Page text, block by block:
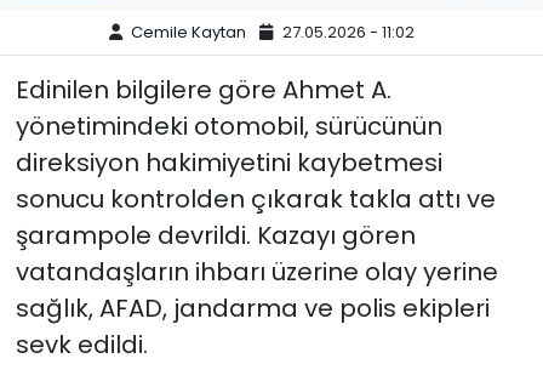
Cemile Kaytan 27.05.2026 - 11:02
Edinilen bilgilere göre Ahmet A.
yönetimindeki otomobil, sürücünün
direksiyon hakimiyetini kaybetmesi
sonucu kontrolden çıkarak takla attı ve
şarampole devrildi. Kazayı gören
vatandaşların ihbarı üzerine olay yerine
sağlık, AFAD, jandarma ve polis ekipleri
sevk edildi.